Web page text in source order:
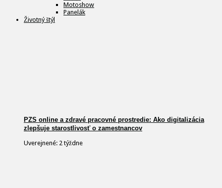
Motoshow
Panelák
Životný štýl
PZS online a zdravé pracovné prostredie: Ako digitalizácia
zlepšuje starostlivosť o zamestnancov
Uverejnené: 2 týždne